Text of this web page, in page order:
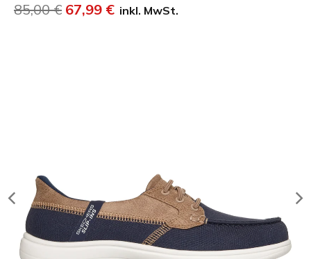
Reduziert von
85,00 € auf
67,99 € inkl. MwSt.